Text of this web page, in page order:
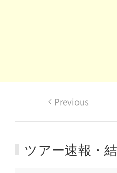
Previous
ツアー速報・